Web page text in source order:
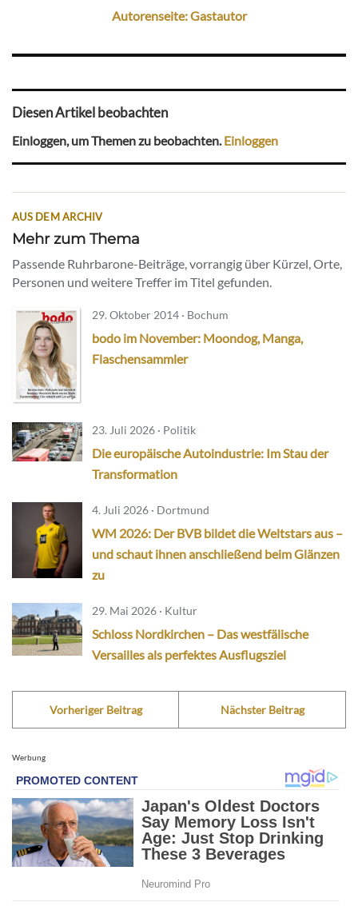
Autorenseite: Gastautor
Diesen Artikel beobachten
Einloggen, um Themen zu beobachten.Einloggen
AUS DEM ARCHIV
Mehr zum Thema
Passende Ruhrbarone-Beiträge, vorrangig über Kürzel, Orte,
Personen und weitere Treffer im Titel gefunden.
29. Oktober 2014 · Bochum
bodo im November: Moondog, Manga,
Flaschensammler
23. Juli 2026 · Politik
Die europäische Autoindustrie: Im Stau der
Transformation
4. Juli 2026 · Dortmund
WM 2026: Der BVB bildet die Weltstars aus –
und schaut ihnen anschließend beim Glänzen
zu
29. Mai 2026 · Kultur
Schloss Nordkirchen – Das westfälische
Versailles als perfektes Ausflugsziel
Vorheriger Beitrag Nächster Beitrag
Werbung